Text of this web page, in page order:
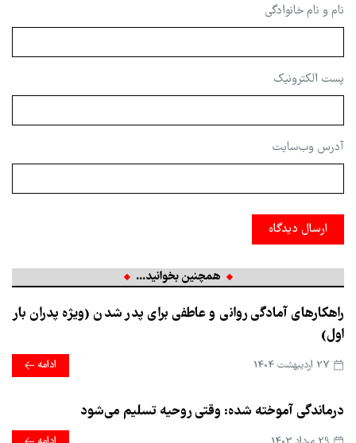
نام و نام خانوادگی
پست الکترونیک
آدرس وب‌سایت
ارسال دیدگاه
همچنین بخوانید...
راهکارهای آمادگی روانی و عاطفی برای پدر شدن (ویژه پدران بار
اول)
ادامه
درماندگی آموخته شده: وقتی روحیه تسلیم می‌شود